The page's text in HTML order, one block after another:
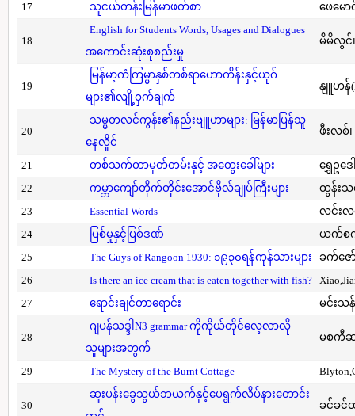
17
သူငယ်တန်းမြန်မာဖတ်စာ ဖေမော
18
English for Students Words, Usages and Dialogues
အကောင်းဆုံးစုစည်းမှု
မိမိလွင်၊
19
မြန်မာ့ကံကြမ္မာနှစ်တစ်ရာဟောကိန်းနှင့်ယုဂ်
များ၏လျို့ဝှက်ချက်
နျူဟန်
20
သမ္မတလင်ကွန်း၏နည်းဗျူဟာများ: မြန်မာပြန်သူ
နေလှိုင်
ဖီးလစ်
21 တစ်သက်တာမှတ်တမ်းနှင့် အတွေးခေါ်များ
ရွှေဥဒေ
22
ကမ္ဘာကျော်တိုက်တိုင်းအောင်ဗိုလ်ချုပ်ကြီးများ
ထွန်းသ
23
Essential Words
လင်းလ
24
ပြစ်မှုနှင့်ပြစ်ဒဏ်
ယက်စကီ
25
The Guys of Rangoon 1930: ၁၉၃၀ရန်ကုန်သားများ
ခက်ဇေ
26
Is there an ice cream that is eaten together with fish?
27
ရောင်းချင်တာရောင်း မင်းသ
28
ဂျပန်သဒ္ဒါN3 grammar ကိုကိုယ်တိုင်လေ့လာလို
သူများအတွက်
မစကီ
29 The Mystery of the Burnt Cottage
30
ဆူးပန်းခွေသွယ်ဘယက်နှင့်ပေရွက်လိပ်နားတောင်း
ခင်ခင်